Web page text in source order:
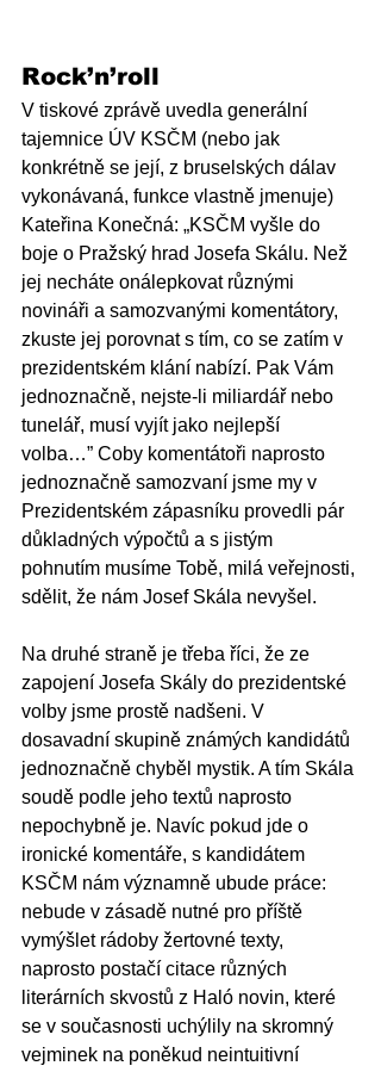
Rock’n’roll
V tiskové zprávě uvedla generální
tajemnice ÚV KSČM (nebo jak
konkrétně se její, z bruselských dálav
vykonávaná, funkce vlastně jmenuje)
Kateřina Konečná: „KSČM vyšle do
boje o Pražský hrad Josefa Skálu. Než
jej necháte onálepkovat různými
novináři a samozvanými komentátory,
zkuste jej porovnat s tím, co se zatím v
prezidentském klání nabízí. Pak Vám
jednoznačně, nejste-li miliardář nebo
tunelář, musí vyjít jako nejlepší
volba…” Coby komentátoři naprosto
jednoznačně samozvaní jsme my v
Prezidentském zápasníku provedli pár
důkladných výpočtů a s jistým
pohnutím musíme Tobě, milá veřejnosti,
sdělit, že nám Josef Skála nevyšel.
Na druhé straně je třeba říci, že ze
zapojení Josefa Skály do prezidentské
volby jsme prostě nadšeni. V
dosavadní skupině známých kandidátů
jednoznačně chyběl mystik. A tím Skála
soudě podle jeho textů naprosto
nepochybně je. Navíc pokud jde o
ironické komentáře, s kandidátem
KSČM nám významně ubude práce:
nebude v zásadě nutné pro příště
vymýšlet rádoby žertovné texty,
naprosto postačí citace různých
literárních skvostů z Haló novin, které
se v současnosti uchýlily na skromný
vejminek na poněkud neintuitivní